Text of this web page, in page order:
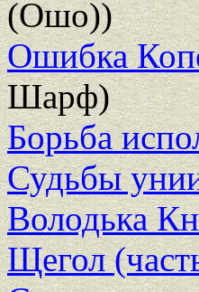
(Ошо))
Ошибка
Шарф)
Борьба
Судьбы
Володька
Щегол